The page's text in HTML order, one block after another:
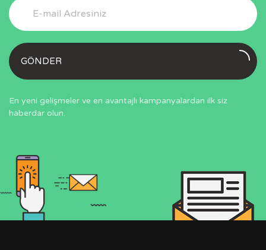
GÖNDER
En yeni gelişmeler ve en avantajlı kampanyalardan ilk siz
haberdar olun.